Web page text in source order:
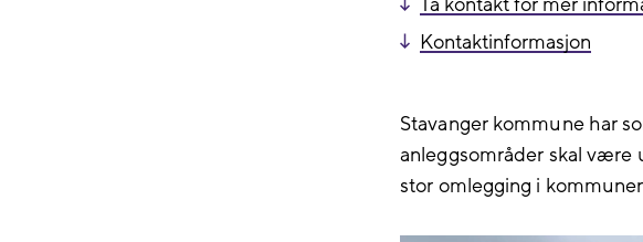
Ta kontakt for mer
Kontaktinformasjon
Stavanger kommune har
anleggsområder skal
stor omlegging i